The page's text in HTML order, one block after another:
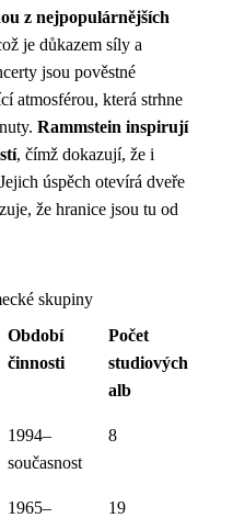
z nejpopulárnějších
je důkazem síly a
jsou pověstné
atmosférou, která strhne
Rammstein inspirují
, čímž dokazují, že i
úspěch otevírá dveře
že hranice jsou tu od
skupiny
Období
činnosti
Počet
studiových
alb
1994–
současnost
8
1965–
19